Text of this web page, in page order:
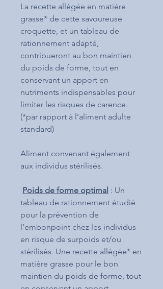
La recette allégée en matière
grasse* de cette savoureuse
croquette, et un tableau de
rationnement adapté,
contribueront au bon maintien
du poids de forme, tout en
conservant un apport en
nutriments indispensables pour
limiter les risques de carence.
(*par rapport à l’aliment adulte
standard)
Aliment convenant également
aux individus stérilisés.
Poids de forme optimal : Un
tableau de rationnement étudié
pour la prévention de
l’embonpoint chez les individus
en risque de surpoids et/ou
stérilisés. Une recette allégée* en
matière grasse pour le bon
maintien du poids de forme, tout